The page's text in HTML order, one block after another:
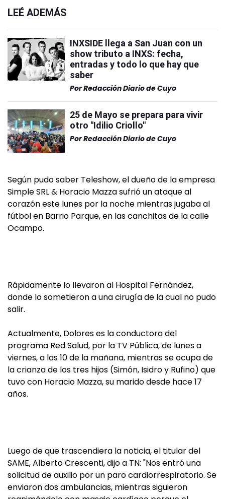
LEÉ ADEMÁS
INXSIDE llega a San Juan con un
show tributo a INXS: fecha,
entradas y todo lo que hay que
saber
PorRedacción Diario de Cuyo
25 de Mayo se prepara para vivir
otro "Idilio Criollo"
PorRedacción Diario de Cuyo
Según pudo saber Teleshow, el dueño de la empresa
Simple SRL & Horacio Mazza sufrió un ataque al
corazón este lunes por la noche mientras jugaba al
fútbol en Barrio Parque, en las canchitas de la calle
Ocampo.
Rápidamente lo llevaron al Hospital Fernández,
donde lo sometieron a una cirugía de la cual no pudo
salir.
Actualmente, Dolores es la conductora del
programa Red Salud, por la TV Pública, de lunes a
viernes, a las 10 de la mañana, mientras se ocupa de
la crianza de los tres hijos (Simón, Isidro y Rufino) que
tuvo con Horacio Mazza, su marido desde hace 17
años.
Luego de que trascendiera la noticia, el titular del
SAME, Alberto Crescenti, dijo a TN: "Nos entró una
solicitud de auxilio por un paro cardiorrespiratorio. Se
enviaron dos ambulancias, mientras siguieron